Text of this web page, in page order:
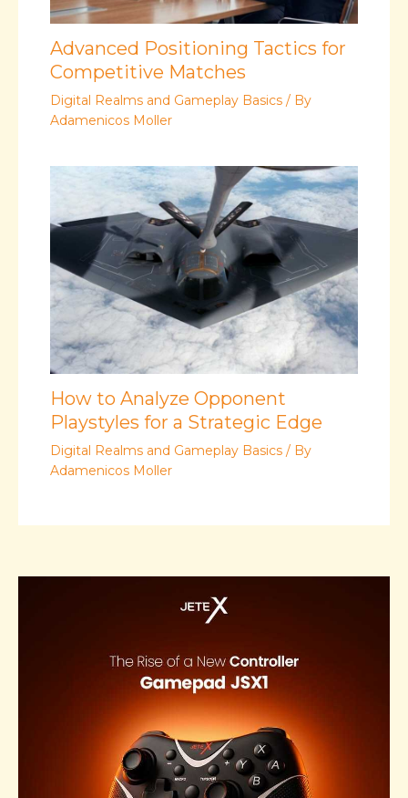
Advanced Positioning Tactics for
Competitive Matches
Digital Realms and Gameplay Basics / By
Adamenicos Moller
How to Analyze Opponent
Playstyles for a Strategic Edge
Digital Realms and Gameplay Basics / By
Adamenicos Moller